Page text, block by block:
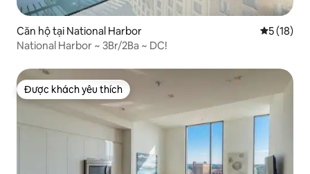
Căn hộ tại National Harbor Xếp hạng
5 (18)
National Harbor ~ 3Br/2Ba ~ DC!
Được khách yêu thích
Được khách yêu thích